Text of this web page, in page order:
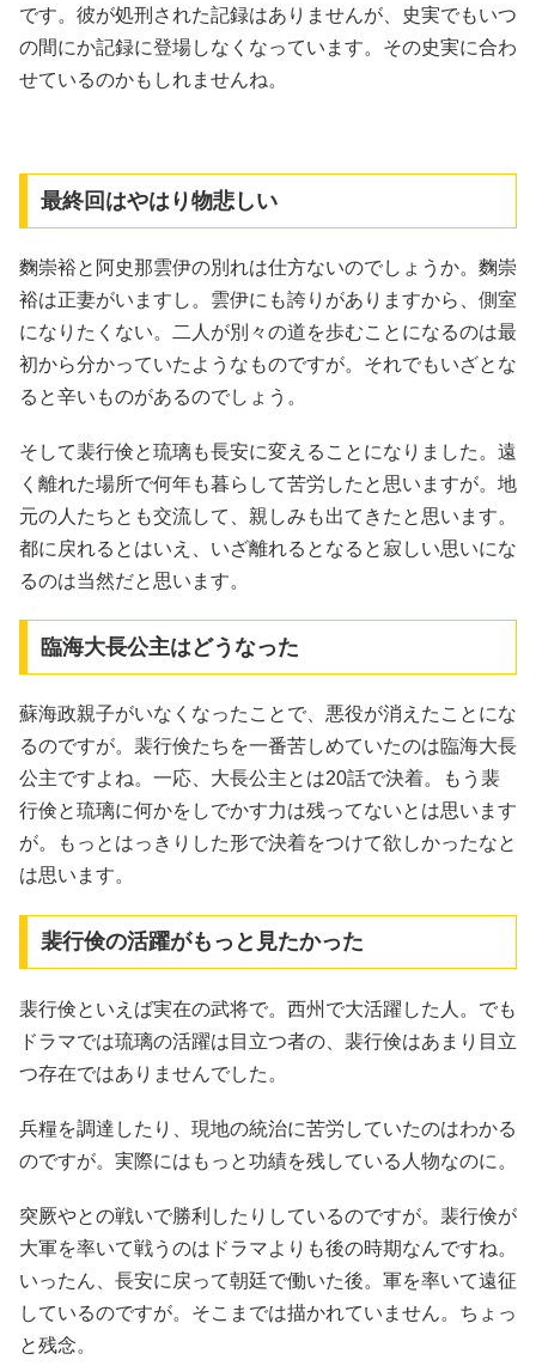
です。彼が処刑された記録はありませんが、史実でもいつ
の間にか記録に登場しなくなっています。その史実に合わ
せているのかもしれませんね。
最終回はやはり物悲しい
麴崇裕と阿史那雲伊の別れは仕方ないのでしょうか。麴崇
裕は正妻がいますし。雲伊にも誇りがありますから、側室
になりたくない。二人が別々の道を歩むことになるのは最
初から分かっていたようなものですが。それでもいざとな
ると辛いものがあるのでしょう。
そして裴行倹と琉璃も長安に変えることになりました。遠
く離れた場所で何年も暮らして苦労したと思いますが。地
元の人たちとも交流して、親しみも出てきたと思います。
都に戻れるとはいえ、いざ離れるとなると寂しい思いにな
るのは当然だと思います。
臨海大長公主はどうなった
蘇海政親子がいなくなったことで、悪役が消えたことにな
るのですが。裴行倹たちを一番苦しめていたのは臨海大長
公主ですよね。一応、大長公主とは20話で決着。もう裴
行倹と琉璃に何かをしでかす力は残ってないとは思います
が。もっとはっきりした形で決着をつけて欲しかったなと
は思います。
裴行倹の活躍がもっと見たかった
裴行倹といえば実在の武将で。西州で大活躍した人。でも
ドラマでは琉璃の活躍は目立つ者の、裴行倹はあまり目立
つ存在ではありませんでした。
兵糧を調達したり、現地の統治に苦労していたのはわかる
のですが。実際にはもっと功績を残している人物なのに。
突厥やとの戦いで勝利したりしているのですが。裴行倹が
大軍を率いて戦うのはドラマよりも後の時期なんですね。
いったん、長安に戻って朝廷で働いた後。軍を率いて遠征
しているのですが。そこまでは描かれていません。ちょっ
と残念。